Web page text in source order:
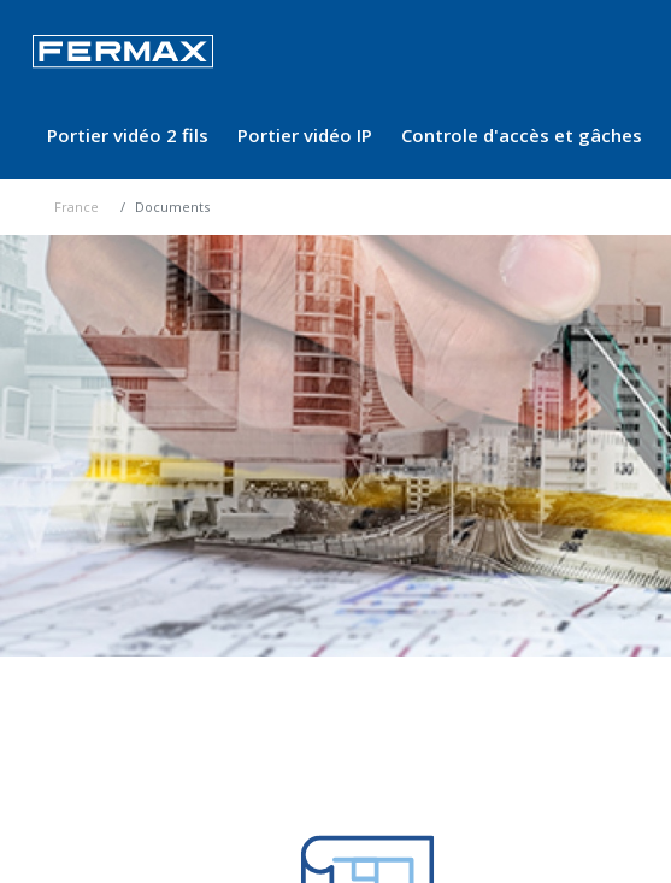
Portier vidéo 2 fils Portier vidéo IP Controle d'accès et gâches
France Documents